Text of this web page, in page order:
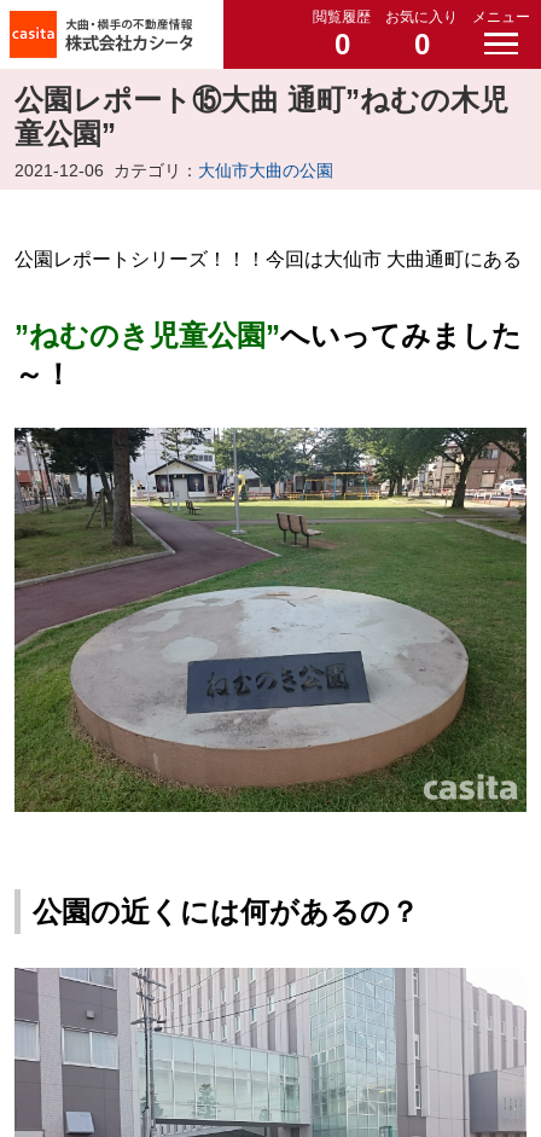
閲覧履歴
0
お気に入り
0
メニュー
公園レポート⑮大曲 通町”ねむの木児
童公園”
2021-12-06 カテゴリ： 大仙市大曲の公園
公園レポートシリーズ！！！今回は大仙市 大曲通町にある
”ねむのき児童公園”へいってみました
～！
公園の近くには何があるの？